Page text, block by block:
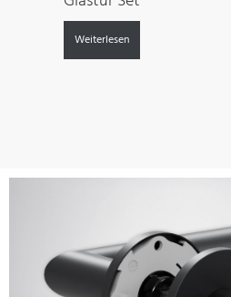
Weiterlesen